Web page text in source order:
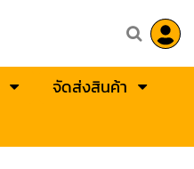
จัดส่งสินค้า